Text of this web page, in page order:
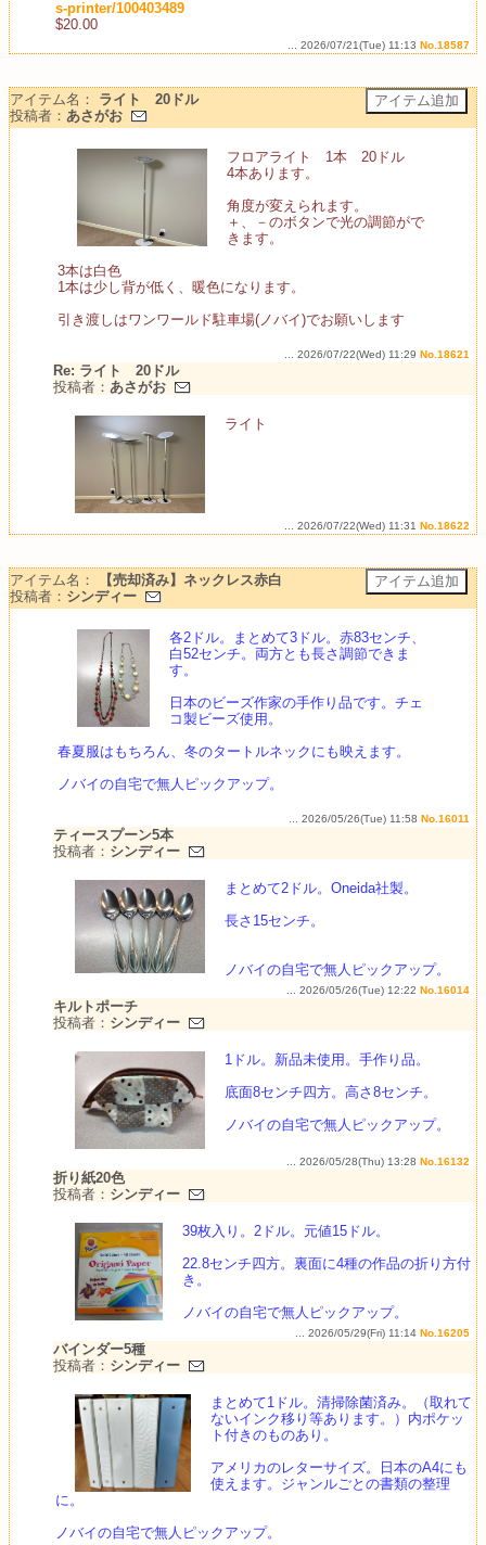
s-printer/100403489
$20.00
... 2026/07/21(Tue) 11:13 No.18587
アイテム名： ライト 20ドル
投稿者： あさがお
フロアライト 1本 20ドル
4本あります。
角度が変えられます。
＋、－のボタンで光の調節がで
きます。
3本は白色
1本は少し背が低く、暖色になります。
引き渡しはワンワールド駐車場(ノバイ)でお願いします
... 2026/07/22(Wed) 11:29 No.18621
Re: ライト 20ドル
投稿者： あさがお
ライト
... 2026/07/22(Wed) 11:31 No.18622
アイテム名：
【売却済み】ネックレス赤白
投稿者： シンディー
各2ドル。まとめて3ドル。赤83センチ、
白52センチ。両方とも長さ調節できま
す。
日本のビーズ作家の手作り品です。チェ
コ製ビーズ使用。
春夏服はもちろん、冬のタートルネックにも映えます。
ノバイの自宅で無人ピックアップ。
... 2026/05/26(Tue) 11:58 No.16011
ティースプーン5本
投稿者： シンディー
まとめて2ドル。Oneida社製。
長さ15センチ。
ノバイの自宅で無人ピックアップ。
... 2026/05/26(Tue) 12:22 No.16014
キルトポーチ
投稿者： シンディー
1ドル。新品未使用。手作り品。
底面8センチ四方。高さ8センチ。
ノバイの自宅で無人ピックアップ。
... 2026/05/28(Thu) 13:28 No.16132
折り紙20色
投稿者： シンディー
39枚入り。2ドル。元値15ドル。
22.8センチ四方。裏面に4種の作品の折り方付
き。
ノバイの自宅で無人ピックアップ。
... 2026/05/29(Fri) 11:14 No.16205
バインダー5種
投稿者： シンディー
まとめて1ドル。清掃除菌済み。（取れて
ないインク移り等あります。）内ポケッ
ト付きのものあり。
アメリカのレターサイズ。日本のA4にも
使えます。ジャンルごとの書類の整理
に。
ノバイの自宅で無人ピックアップ。